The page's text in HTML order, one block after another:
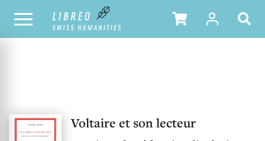
NOTRE CATALOGUE TABLE DES MATIÈRES
Voltaire et son lecteur